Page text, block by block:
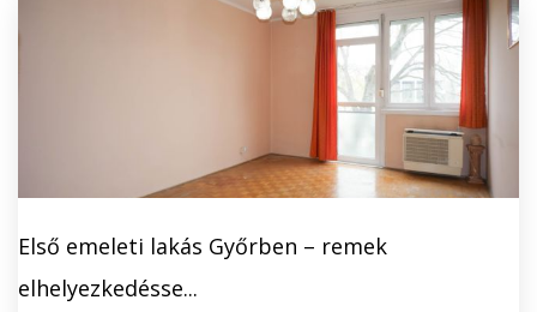
Első emeleti lakás Győrben – remek
elhelyezkedésse...